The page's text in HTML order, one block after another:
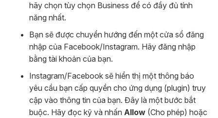
hãy chọn tùy chọn Business để có đầy đủ tính
năng nhất.
Bạn sẽ được chuyển hướng đến một cửa sổ đăng
nhập của Facebook/Instagram. Hãy đăng nhập
bằng tài khoản của bạn.
Instagram/Facebook sẽ hiển thị một thông báo
yêu cầu bạn cấp quyền cho ứng dụng (plugin) truy
cập vào thông tin của bạn. Đây là một bước bắt
buộc. Hãy đọc kỹ và nhấn Allow (Cho phép) hoặc